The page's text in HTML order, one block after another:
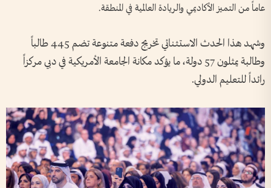
عاماً من التميز الأكاديمي والريادة العالمية في المنطقة.
وشهد هذا الحدث الاستثنائي تخريج دفعة متنوعة تضم 445 طالباً
وطالبة يمثلون 57 دولة، ما يؤكد مكانة الجامعة الأمريكية في دبي مركزاً
رائداً للتعليم الدولي.